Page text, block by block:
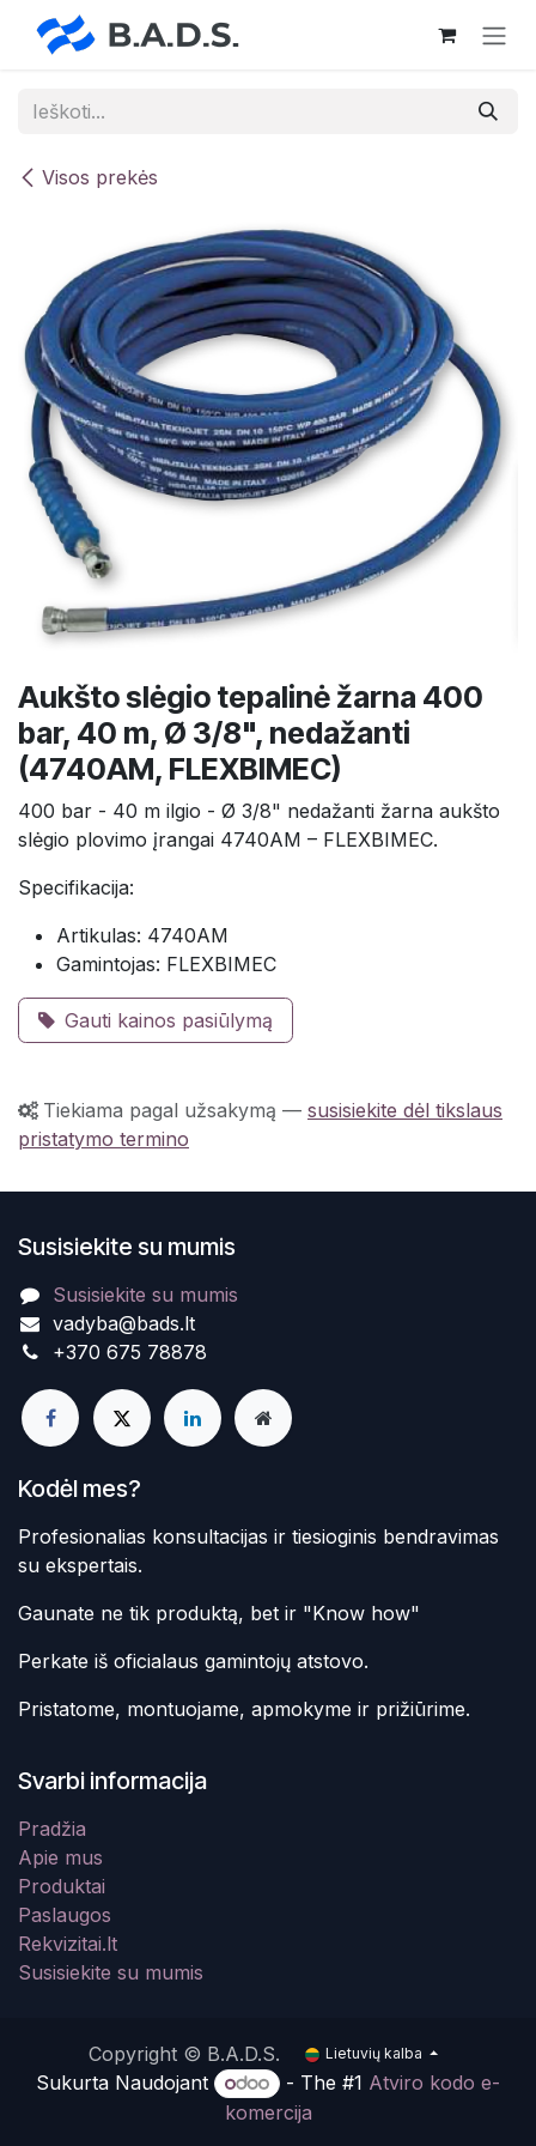
Skip to Content
Visos prekės
Aukšto slėgio tepalinė žarna 400
bar, 40 m, Ø 3/8", nedažanti
(4740AM, FLEXBIMEC)
400 bar - 40 m ilgio - Ø 3/8" nedažanti žarna aukšto
slėgio plovimo įrangai 4740AM – FLEXBIMEC.
Specifikacija:
Artikulas: 4740AM
Gamintojas: FLEXBIMEC
Gauti kainos pasiūlymą
Tiekiama pagal užsakymą — susisiekite dėl tikslaus
pristatymo termino
Susisiekite su mumis
Susisiekite su mumis
vadyba@bads.lt
+370 675 78878
Kodėl mes?
Profesionalias konsultacijas ir tiesioginis bendravimas
su ekspertais.
Gaunate ne tik produktą, bet ir "Know how"
Perkate iš oficialaus gamintojų atstovo.
Pristatome, montuojame, apmokyme ir prižiūrime.
Svarbi informacija
Pradžia
Apie mus
Produktai
Paslaugos
Rekvizitai.lt
Susisiekite su mumis
Copyright © B.A.D.S. Lietuvių kalba
Sukurta Naudojant - The #1 Atviro kodo e-
komercija